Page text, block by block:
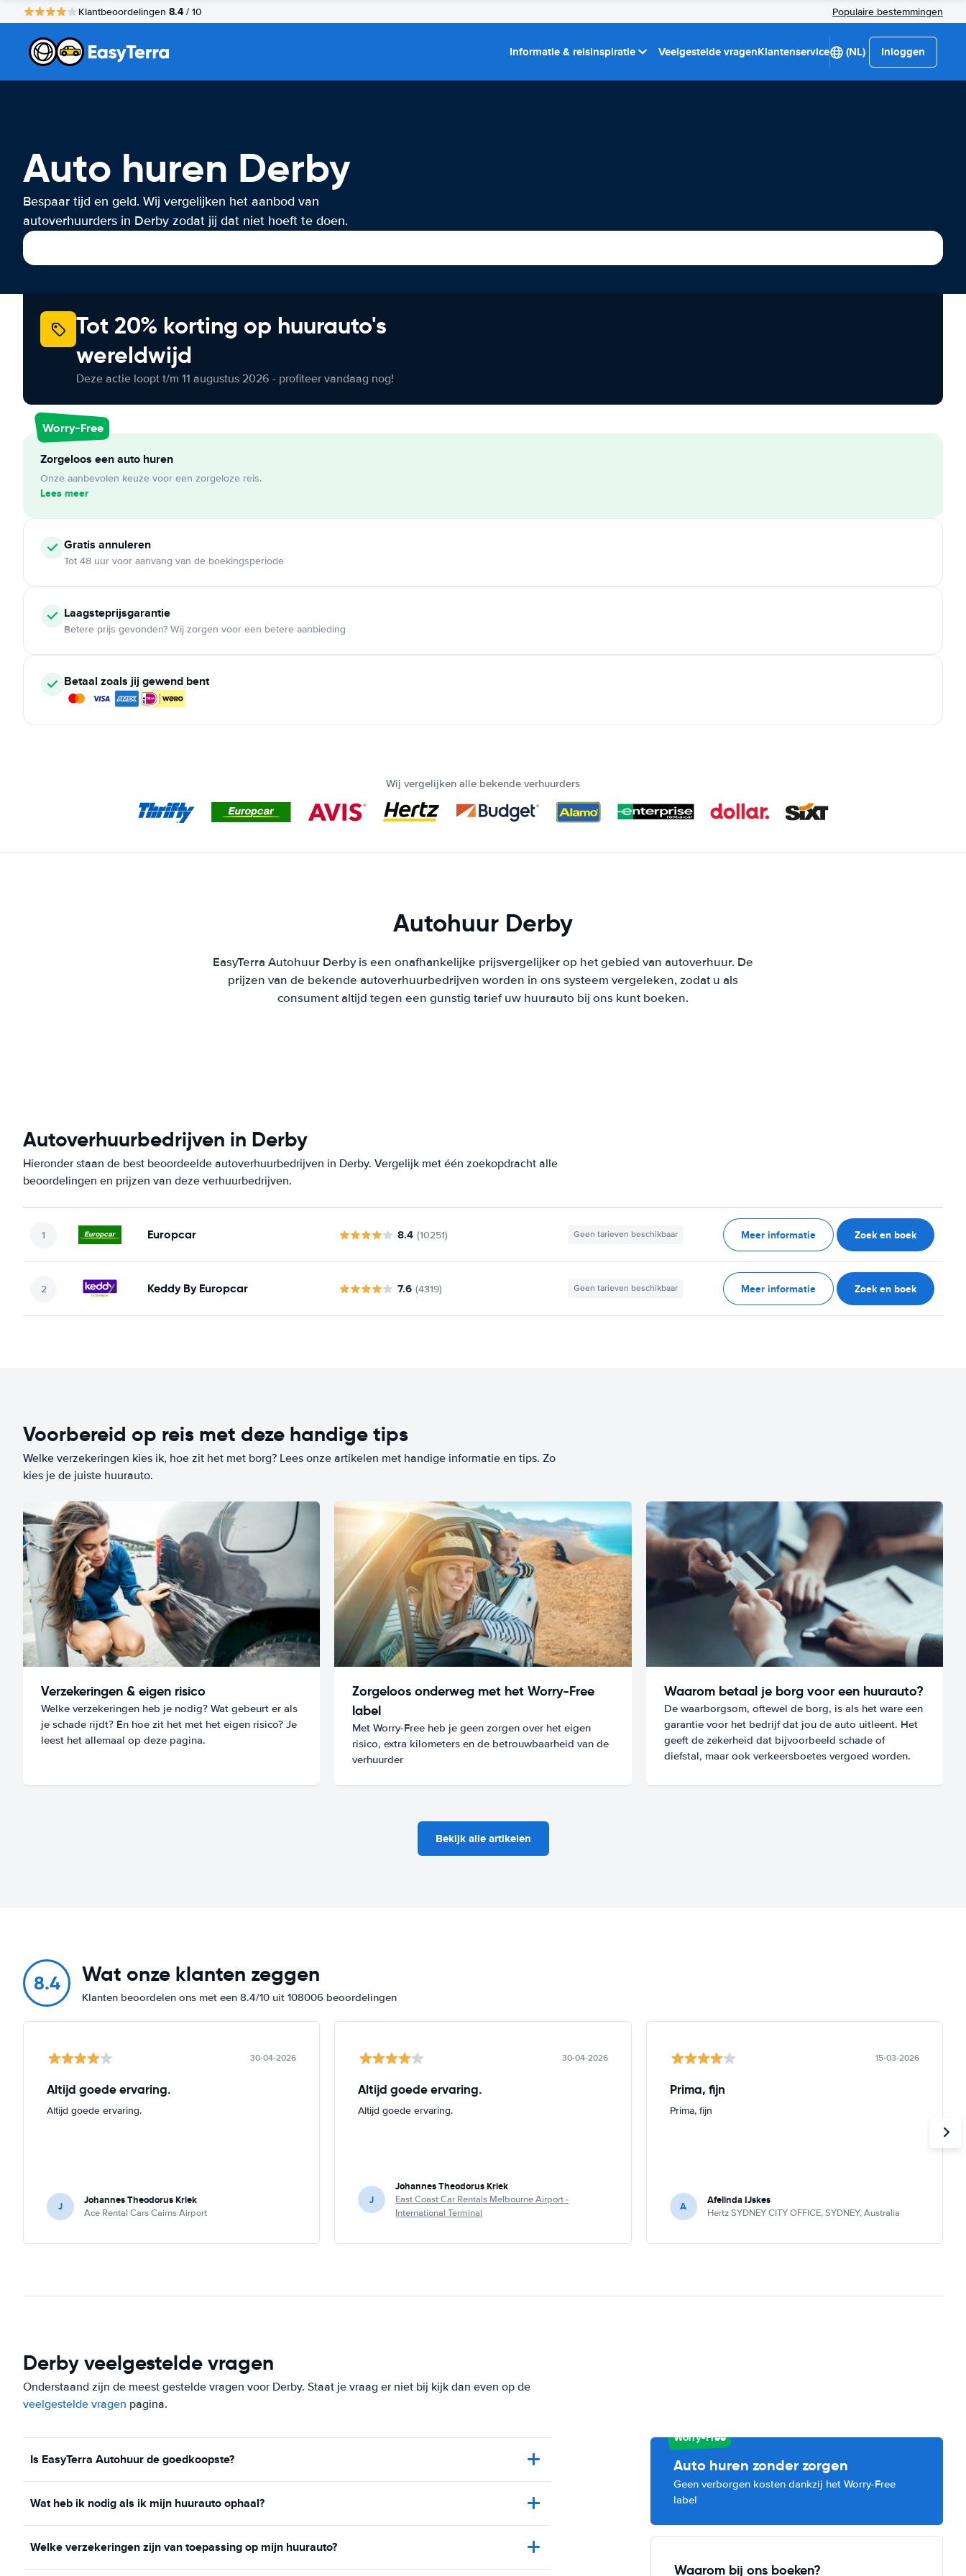
Klantbeoordelingen 8.4 / 10 Populaire bestemmingen
Informatie & reisinspiratie Veelgestelde vragenKlantenservice (NL) Inloggen
Auto huren Derby
Bespaar tijd en geld. Wij vergelijken het aanbod van
autoverhuurders in Derby zodat jij dat niet hoeft te doen.
Tot 20% korting op huurauto's
wereldwijd
Deze actie loopt t/m 11 augustus 2026 - profiteer vandaag nog!
Worry-Free
Zorgeloos een auto huren
Onze aanbevolen keuze voor een zorgeloze reis.
Lees meer
Gratis annuleren
Tot 48 uur voor aanvang van de boekingsperiode
Laagsteprijsgarantie
Betere prijs gevonden? Wij zorgen voor een betere aanbieding
Betaal zoals jij gewend bent
Wij vergelijken alle bekende verhuurders
Autohuur Derby
EasyTerra Autohuur Derby is een onafhankelijke prijsvergelijker op het gebied van autoverhuur. De
prijzen van de bekende autoverhuurbedrijven worden in ons systeem vergeleken, zodat u als
consument altijd tegen een gunstig tarief uw huurauto bij ons kunt boeken.
Autoverhuurbedrijven in Derby
Hieronder staan de best beoordeelde autoverhuurbedrijven in Derby. Vergelijk met één zoekopdracht alle
beoordelingen en prijzen van deze verhuurbedrijven.
Europcar 8.4 (10251) Geen tarieven beschikbaar Meer informatie Zoek en boek
Keddy By Europcar 7.6 (4319) Geen tarieven beschikbaar Meer informatie Zoek en boek
Voorbereid op reis met deze handige tips
Welke verzekeringen kies ik, hoe zit het met borg? Lees onze artikelen met handige informatie en tips. Zo
kies je de juiste huurauto.
Verzekeringen & eigen risico
Welke verzekeringen heb je nodig? Wat gebeurt er als
je schade rijdt? En hoe zit het met het eigen risico? Je
leest het allemaal op deze pagina.
Zorgeloos onderweg met het Worry-Free
label
Met Worry-Free heb je geen zorgen over het eigen
risico, extra kilometers en de betrouwbaarheid van de
verhuurder
Waarom betaal je borg voor een huurauto?
De waarborgsom, oftewel de borg, is als het ware een
garantie voor het bedrijf dat jou de auto uitleent. Het
geeft de zekerheid dat bijvoorbeeld schade of
diefstal, maar ook verkeersboetes vergoed worden.
Bekijk alle artikelen
8.4 Wat onze klanten zeggen
Klanten beoordelen ons met een 8.4/10 uit 108006 beoordelingen
30-04-2026
Altijd goede ervaring.
Altijd goede ervaring.
J Johannes Theodorus Kriek
Ace Rental Cars Cairns Airport
30-04-2026
Altijd goede ervaring.
Altijd goede ervaring.
J
Johannes Theodorus Kriek
East Coast Car Rentals Melbourne Airport -
International Terminal
15-03-2026
Prima, fijn
Prima, fijn
A Afelinda IJskes
Hertz SYDNEY CITY OFFICE, SYDNEY, Australia
Derby veelgestelde vragen
Onderstaand zijn de meest gestelde vragen voor Derby. Staat je vraag er niet bij kijk dan even op de
veelgestelde vragen pagina.
Is EasyTerra Autohuur de goedkoopste?
Wat heb ik nodig als ik mijn huurauto ophaal?
Welke verzekeringen zijn van toepassing op mijn huurauto?
Worry-Free
Auto huren zonder zorgen
Geen verborgen kosten dankzij het Worry-Free
label
Waarom bij ons boeken?